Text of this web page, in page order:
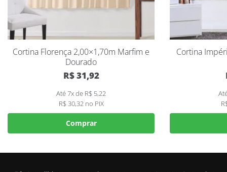
Cortina Florença 2,00×1,70m Marfim e
Dourado
R$31,92
Até 7x de R$ 5,22
R$30,32 no PIX
Comprar
Cortina